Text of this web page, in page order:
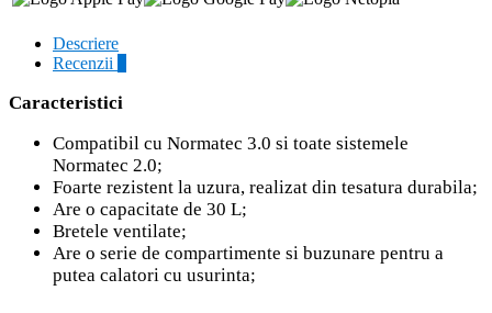
Descriere
Recenzii
Caracteristici
Compatibil cu Normatec 3.0 si toate sistemele
Normatec 2.0;
Foarte rezistent la uzura, realizat din tesatura durabila;
Are o capacitate de 30 L;
Bretele ventilate;
Are o serie de compartimente si buzunare pentru a
putea calatori cu usurinta;